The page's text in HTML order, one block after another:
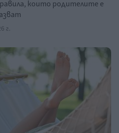
които родителите е
г.